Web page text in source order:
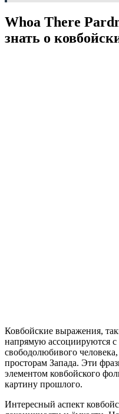
Whoa There
знать о
Ковбойские выражения,
напрямую ассоциируются
свободолюбивого
просторам Запада. Эти
элементом ковбойского
картину прошлого.
Интересный аспект